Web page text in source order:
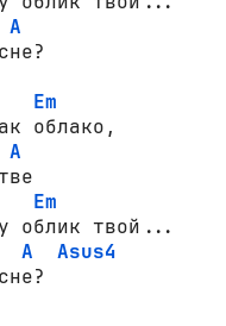
A
Em
A
Em
A
Asus4